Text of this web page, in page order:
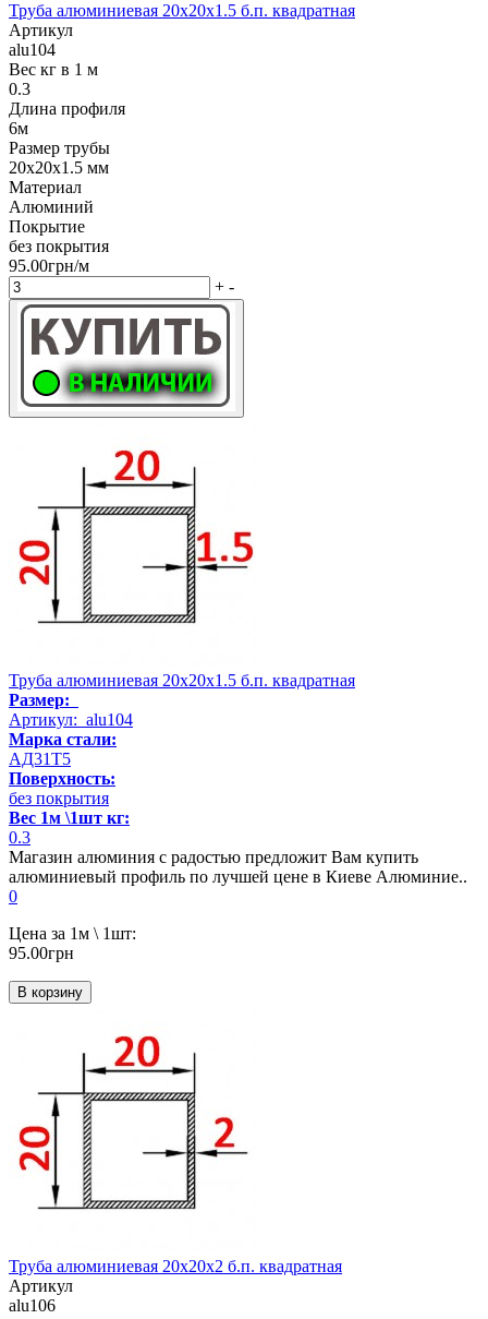
Труба алюминиевая 20х20х1.5 б.п. квадратная
Артикул
alu104
Вес кг в 1 м
0.3
Длина профиля
6м
Размер трубы
20х20х1.5 мм
Материал
Алюминий
Покрытие
без покрытия
95.00грн/м
+ -
Труба алюминиевая 20х20х1.5 б.п. квадратная
Размер:
Артикул: alu104
Марка стали:
АД31Т5
Поверхность:
без покрытия
Вес 1м \1шт кг:
0.3
Магазин алюминия с радостью предложит Вам купить
алюминиевый профиль по лучшей цене в Киеве Алюминие..
0
Цена за 1м \ 1шт:
95.00грн
В корзину
Труба алюминиевая 20х20х2 б.п. квадратная
Артикул
alu106